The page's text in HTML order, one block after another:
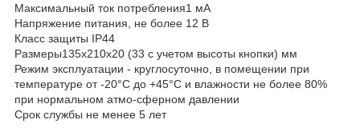
Максимальный ток потребления1 мА
Напряжение питания, не более 12 В
Класс защиты IP44
Размеры135х210х20 (33 с учетом высоты кнопки) мм
Режим эксплуатации - круглосуточно, в помещении при
температуре от -20°С до +45°С и влажности не более 80%
при нормальном атмо-сферном давлении
Срок службы не менее 5 лет